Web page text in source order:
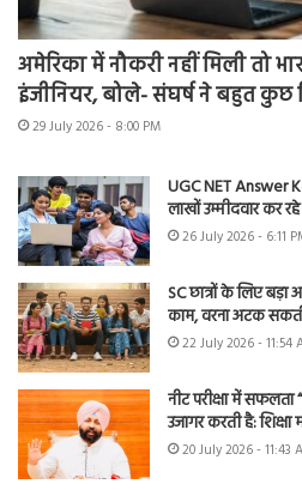
अमेरिका में नौकरी नहीं मिली तो
इंजीनियर, बोले- संघर्ष ने बहुत कुछ
29 July 2026 - 8:00 PM
UGC NET Answer
लाखों उम्मीदवार कर
26 July 2026 - 6:11
SC छात्रों के लिए
काम, वरना अटक
22 July 2026 - 11:54
नीट परीक्षा में सफलता
उजागर करती है: शिक्षा
20 July 2026 - 11:43